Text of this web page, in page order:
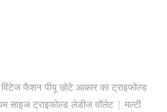
विंटेज फैशन पीयू छोटे आकार का ट्राइफोल्ड
साइज ट्राइफोल्ड लेडीज वॉलेट | मल्टी